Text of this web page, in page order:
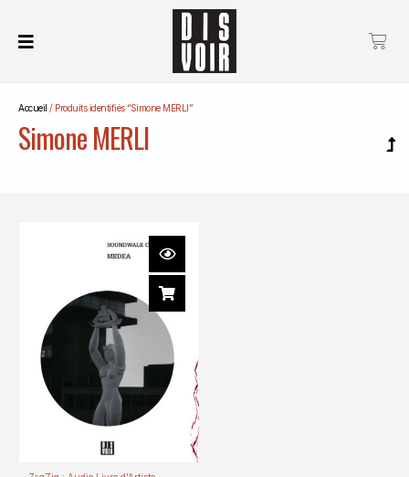
Accueil / Produits identifiés “Simone MERLI”
Simone MERLI